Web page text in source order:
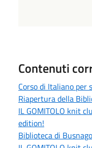
Contenuti
Corso di Italiano
Riapertura della
IL GOMITOLO knit
edition!
Biblioteca di